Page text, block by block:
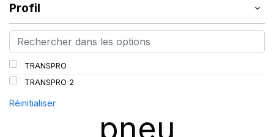
Profil
TRANSPRO
TRANSPRO 2
Réinitialiser
pneu